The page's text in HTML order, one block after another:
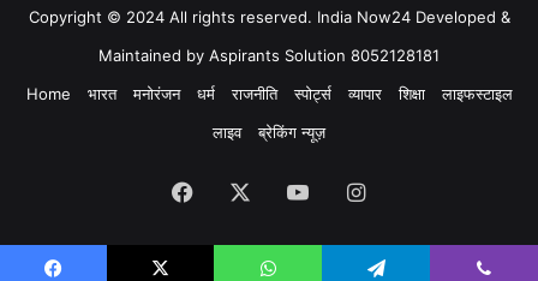
Copyright © 2024 All rights reserved. India Now24 Developed &
Maintained by Aspirants Solution 8052128181
Home
भारत मनोरंजन धर्म राजनीति स्पोर्ट्स व्यापार शिक्षा
लाइफस्टाइल
लाइव
ब्रेकिंग न्यूज़